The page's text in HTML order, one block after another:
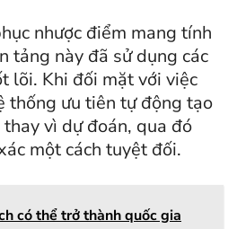
nhược điểm mang tính
tảng này đã sử dụng các
lõi. Khi đối mặt với việc
thống ưu tiên tự động tạo
vì dự đoán, qua đó
một cách tuyệt đối.
có thể trở thành quốc gia